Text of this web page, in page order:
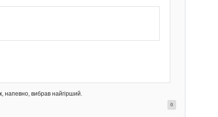
напевно, вибрав найгірший.
0